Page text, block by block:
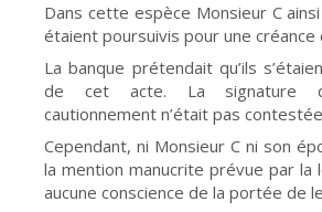
Dans cette espèce Monsieur C
étaient poursuivis pour une créance
La banque prétendait qu’ils
de cet acte. La signature
cautionnement n’était pas
Cependant, ni Monsieur C ni son
la mention manucrite prévue par la
aucune conscience de la portée de